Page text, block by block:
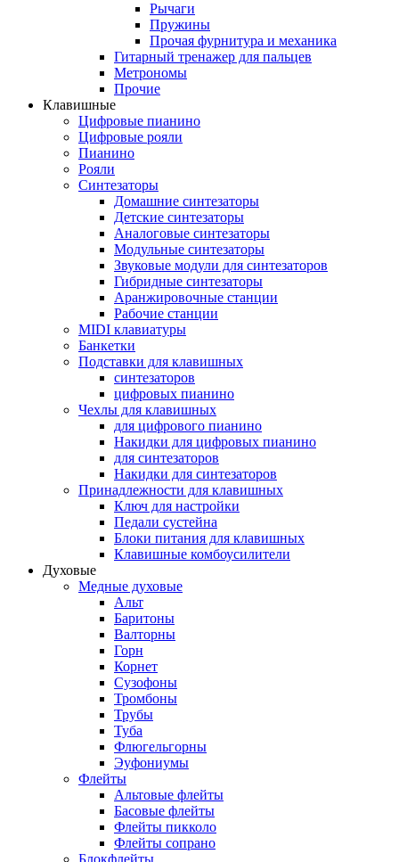
Рычаги
Пружины
Прочая фурнитура и механика
Гитарный тренажер для пальцев
Метрономы
Прочие
Клавишные
Цифровые пианино
Цифровые рояли
Пианино
Рояли
Синтезаторы
Домашние синтезаторы
Детские синтезаторы
Аналоговые синтезаторы
Модульные синтезаторы
Звуковые модули для синтезаторов
Гибридные синтезаторы
Аранжировочные станции
Рабочие станции
MIDI клавиатуры
Банкетки
Подставки для клавишных
синтезаторов
цифровых пианино
Чехлы для клавишных
для цифрового пианино
Накидки для цифровых пианино
для синтезаторов
Накидки для синтезаторов
Принадлежности для клавишных
Ключ для настройки
Педали сустейна
Блоки питания для клавишных
Клавишные комбоусилители
Духовые
Медные духовые
Альт
Баритоны
Валторны
Горн
Корнет
Сузофоны
Тромбоны
Трубы
Туба
Флюгельгорны
Эуфониумы
Флейты
Альтовые флейты
Басовые флейты
Флейты пикколо
Флейты сопрано
Блокфлейты